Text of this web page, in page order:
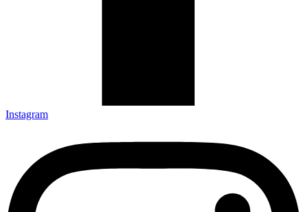
Instagram